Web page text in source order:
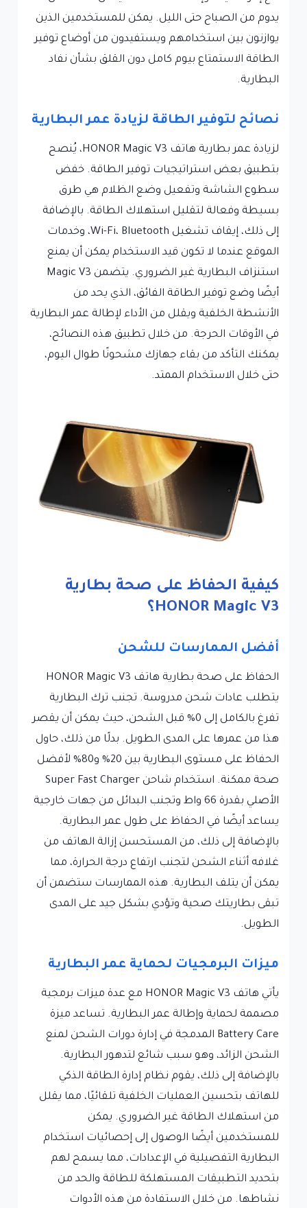
يدوم من الصباح حتى الليل. يمكن للمستخدمين الذين
يوازنون بين استخدامهم ويستفيدون من أوضاع توفير
الطاقة الاستمتاع بيوم كامل دون القلق بشأن نفاد
البطارية.
نصائح لتوفير الطاقة لزيادة عمر البطارية
لزيادة عمر بطارية هاتف HONOR Magic V3، يُنصح
بتطبيق بعض استراتيجيات توفير الطاقة. خفض
سطوع الشاشة وتفعيل وضع الظلام هي طرق
بسيطة وفعالة لتقليل استهلاك الطاقة. بالإضافة
إلى ذلك، إيقاف تشغيل Wi-Fi، Bluetooth، وخدمات
الموقع عندما لا تكون قيد الاستخدام يمكن أن يمنع
استنزاف البطارية غير الضروري. يتضمن Magic V3
أيضًا وضع توفير الطاقة الفائق، الذي يحد من
الأنشطة الخلفية ويقلل من الأداء لإطالة عمر البطارية
في الأوقات الحرجة. من خلال تطبيق هذه النصائح،
يمكنك التأكد من بقاء جهازك مشحونًا طوال اليوم،
حتى خلال الاستخدام الممتد.
كيفية الحفاظ على صحة بطارية
HONOR Magic V3؟
أفضل الممارسات للشحن
الحفاظ على صحة بطارية هاتف HONOR Magic V3
يتطلب عادات شحن مدروسة. تجنب ترك البطارية
تفرغ بالكامل إلى 0% قبل الشحن، حيث يمكن أن يقصر
هذا من عمرها على المدى الطويل. بدلًا من ذلك، حاول
الحفاظ على مستوى البطارية بين 20% و80% لأفضل
صحة ممكنة. استخدام شاحن Super Fast Charger
الأصلي بقدرة 66 واط وتجنب البدائل من جهات خارجية
يساعد أيضًا في الحفاظ على طول عمر البطارية.
بالإضافة إلى ذلك، من المستحسن إزالة الهاتف من
غلافه أثناء الشحن لتجنب ارتفاع درجة الحرارة، مما
يمكن أن يتلف البطارية. هذه الممارسات ستضمن أن
تبقى بطاريتك صحية وتؤدي بشكل جيد على المدى
الطويل.
ميزات البرمجيات لحماية عمر البطارية
يأتي هاتف HONOR Magic V3 مع عدة ميزات برمجية
مصممة لحماية وإطالة عمر البطارية. تساعد ميزة
Battery Care المدمجة في إدارة دورات الشحن لمنع
الشحن الزائد، وهو سبب شائع لتدهور البطارية.
بالإضافة إلى ذلك، يقوم نظام إدارة الطاقة الذكي
للهاتف بتحسين العمليات الخلفية تلقائيًا، مما يقلل
من استهلاك الطاقة غير الضروري. يمكن
للمستخدمين أيضًا الوصول إلى إحصائيات استخدام
البطارية التفصيلية في الإعدادات، مما يسمح لهم
بتحديد التطبيقات المستهلكة للطاقة والحد من
نشاطها. من خلال الاستفادة من هذه الأدوات